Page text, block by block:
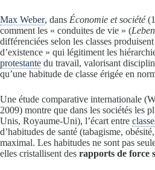
Max Weber, dans Économie et société
comment les « conduites de vie » (
différenciées selon les classes
d’existence » qui légitiment les
protestante du travail, valorisant
qu’une habitude de classe érigée en
Une étude comparative internationale
2009) montre que dans les sociétés les
Unis, Royaume-Uni), l’écart entre
d’habitudes de santé (tabagisme,
maximal. Les habitudes ne sont pas
elles cristallisent des rapports de force